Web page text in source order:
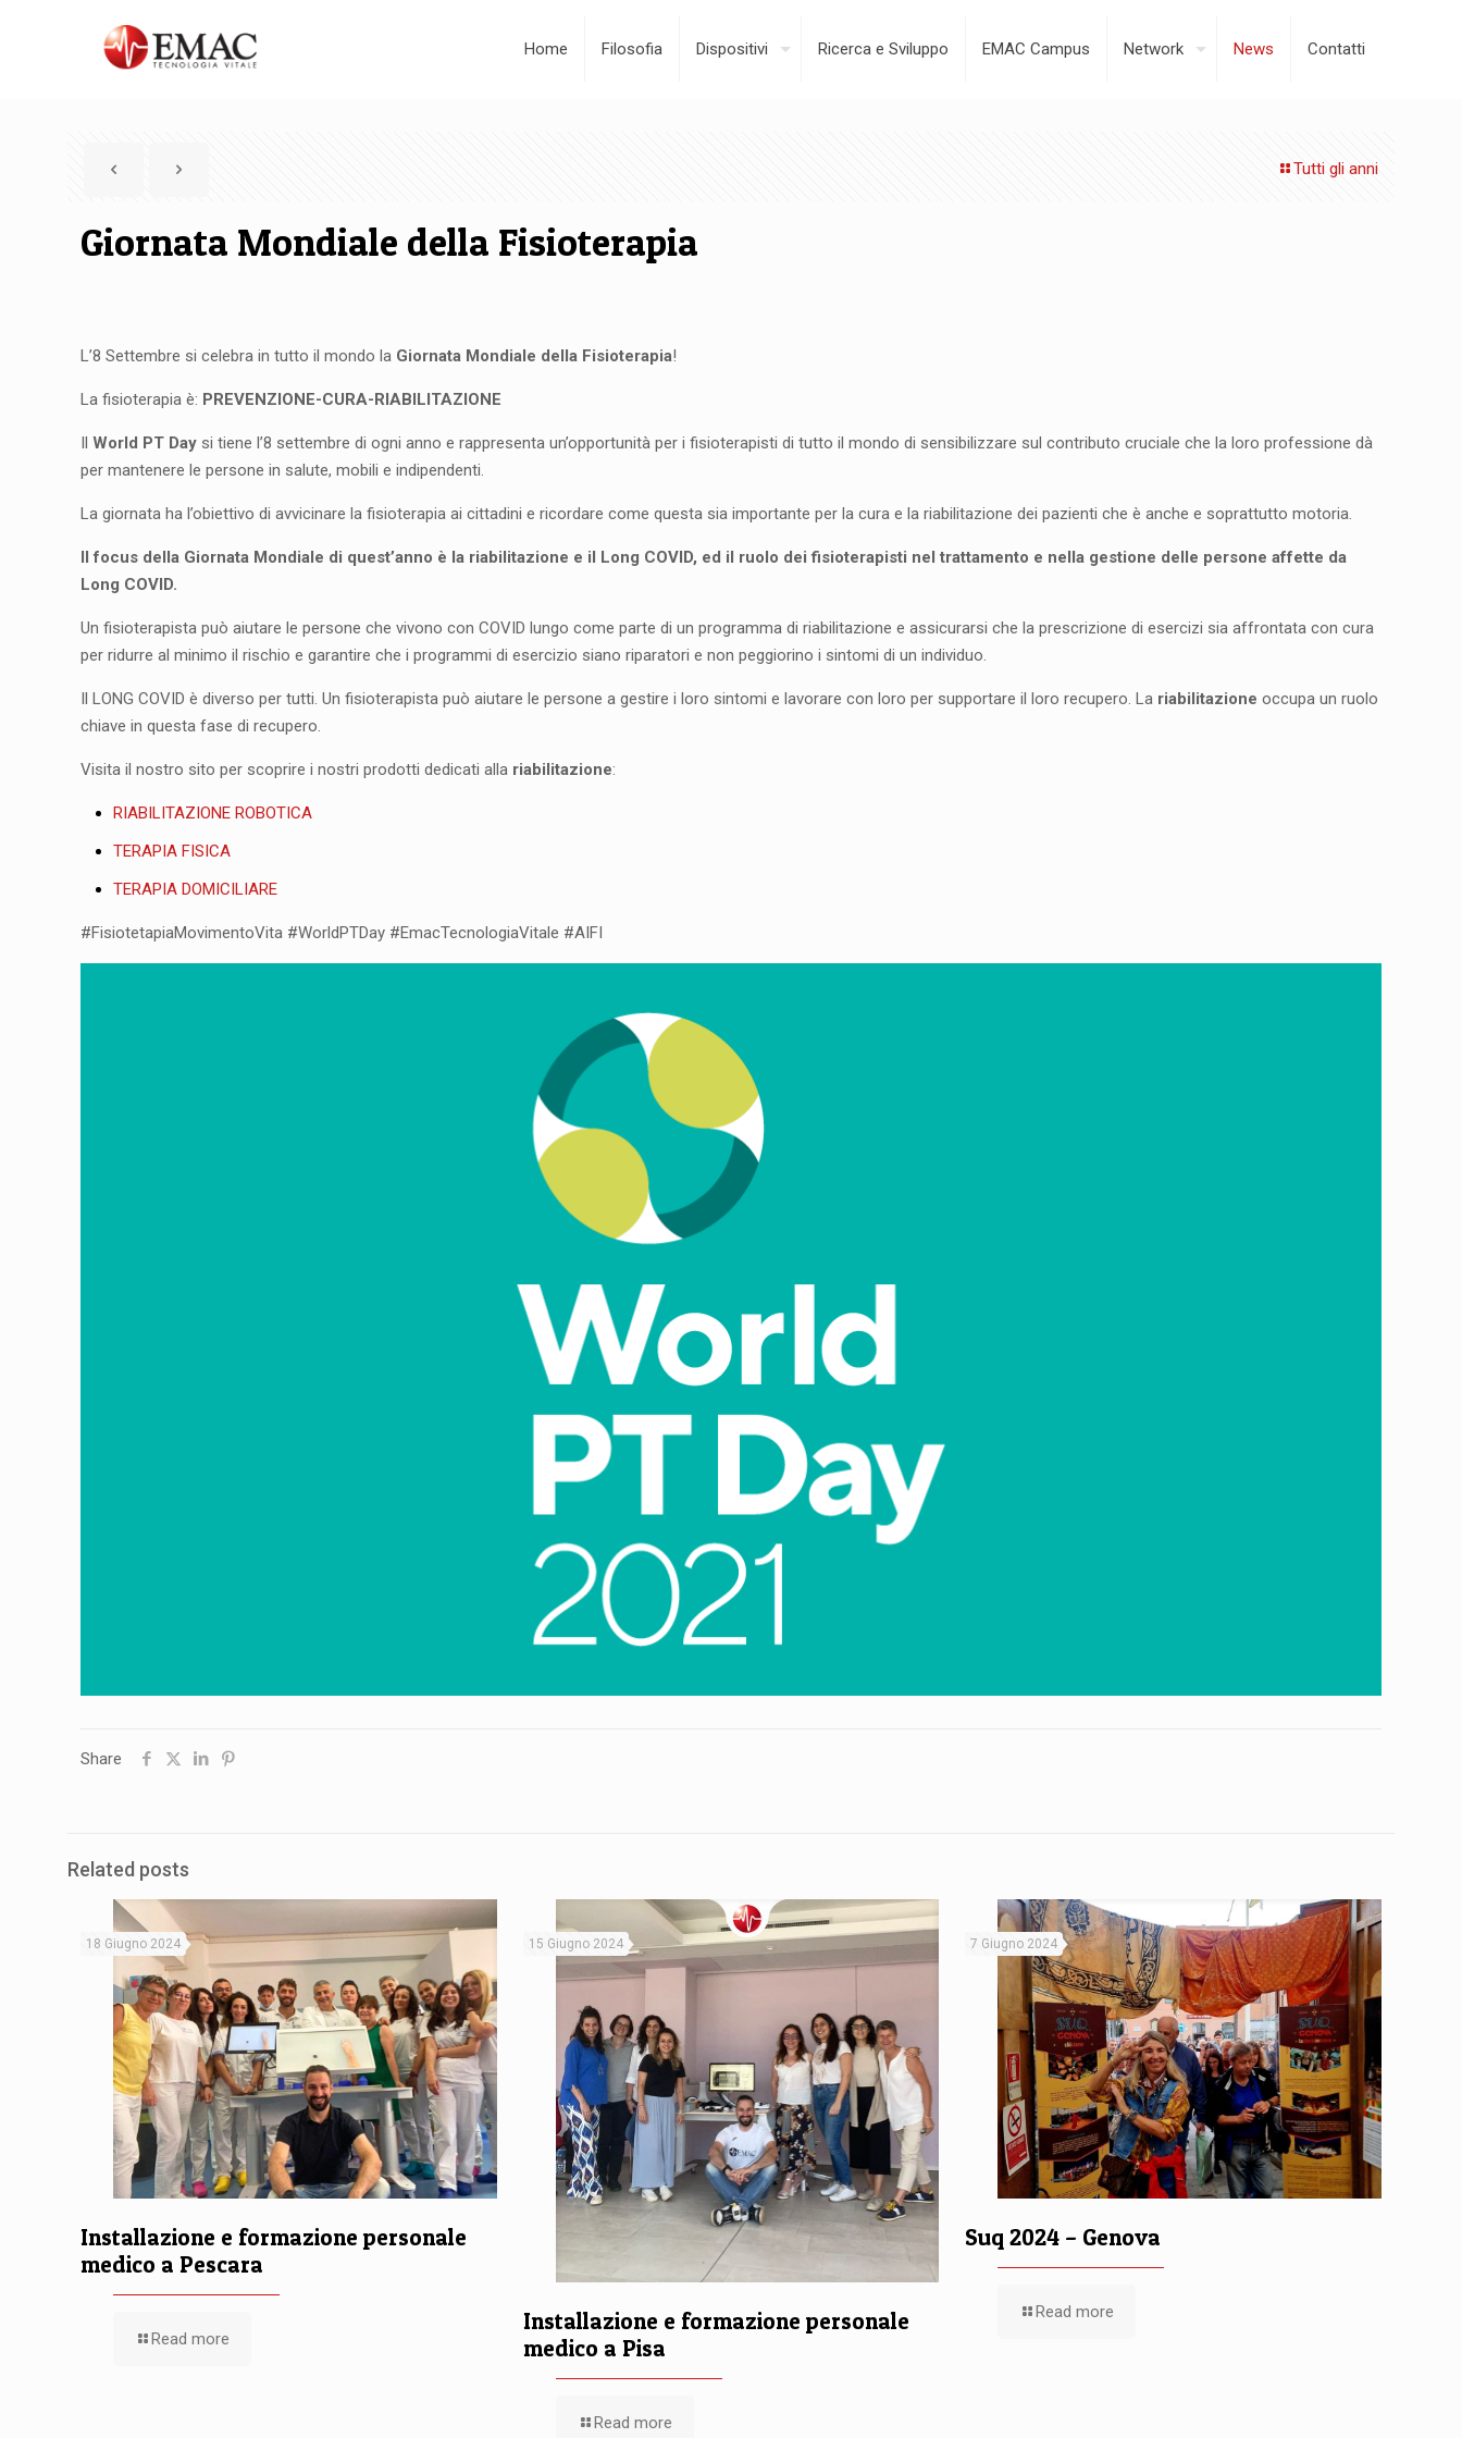
Home Filosofia Dispositivi Ricerca e Sviluppo EMAC Campus Network News Contatti
Tutti gli anni
Giornata Mondiale della Fisioterapia
L’8 Settembre si celebra in tutto il mondo la Giornata Mondiale della Fisioterapia!
La fisioterapia è: PREVENZIONE-CURA-RIABILITAZIONE
Il World PT Day si tiene l’8 settembre di ogni anno e rappresenta un’opportunità per i fisioterapisti di tutto il mondo di sensibilizzare sul contributo cruciale che la loro professione dà
per mantenere le persone in salute, mobili e indipendenti.
La giornata ha l’obiettivo di avvicinare la fisioterapia ai cittadini e ricordare come questa sia importante per la cura e la riabilitazione dei pazienti che è anche e soprattutto motoria.
Il focus della Giornata Mondiale di quest’anno è la riabilitazione e il Long COVID, ed il ruolo dei fisioterapisti nel trattamento e nella gestione delle persone affette da
Long COVID.
Un fisioterapista può aiutare le persone che vivono con COVID lungo come parte di un programma di riabilitazione e assicurarsi che la prescrizione di esercizi sia affrontata con cura
per ridurre al minimo il rischio e garantire che i programmi di esercizio siano riparatori e non peggiorino i sintomi di un individuo.
Il LONG COVID è diverso per tutti. Un fisioterapista può aiutare le persone a gestire i loro sintomi e lavorare con loro per supportare il loro recupero. La riabilitazione occupa un ruolo
chiave in questa fase di recupero.
Visita il nostro sito per scoprire i nostri prodotti dedicati alla riabilitazione:
RIABILITAZIONE ROBOTICA
TERAPIA FISICA
TERAPIA DOMICILIARE
#FisiotetapiaMovimentoVita #WorldPTDay #EmacTecnologiaVitale #AIFI
Share
Related posts
18 Giugno 2024
Installazione e formazione personale
medico a Pescara
Read more
15 Giugno 2024
Installazione e formazione personale
medico a Pisa
Read more
7 Giugno 2024
Suq 2024 – Genova
Read more